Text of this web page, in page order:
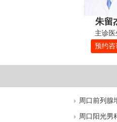
朱留
主诊医
预约咨
周口前列腺
周口阳光男